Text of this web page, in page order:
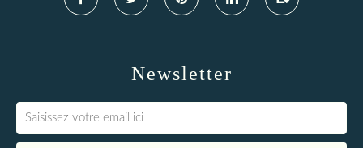
Newsletter